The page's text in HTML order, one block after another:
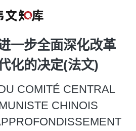
一步全面深化改革
化的决定(法文)
COMITÉ CENTRAL
CHINOIS